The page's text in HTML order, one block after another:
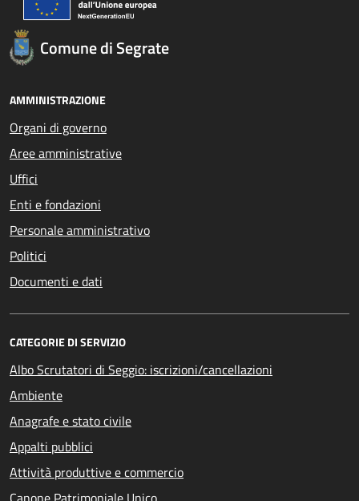
Comune di Segrate
AMMINISTRAZIONE
Organi di governo
Aree amministrative
Uffici
Enti e fondazioni
Personale amministrativo
Politici
Documenti e dati
CATEGORIE DI SERVIZIO
Albo Scrutatori di Seggio: iscrizioni/cancellazioni
Ambiente
Anagrafe e stato civile
Appalti pubblici
Attività produttive e commercio